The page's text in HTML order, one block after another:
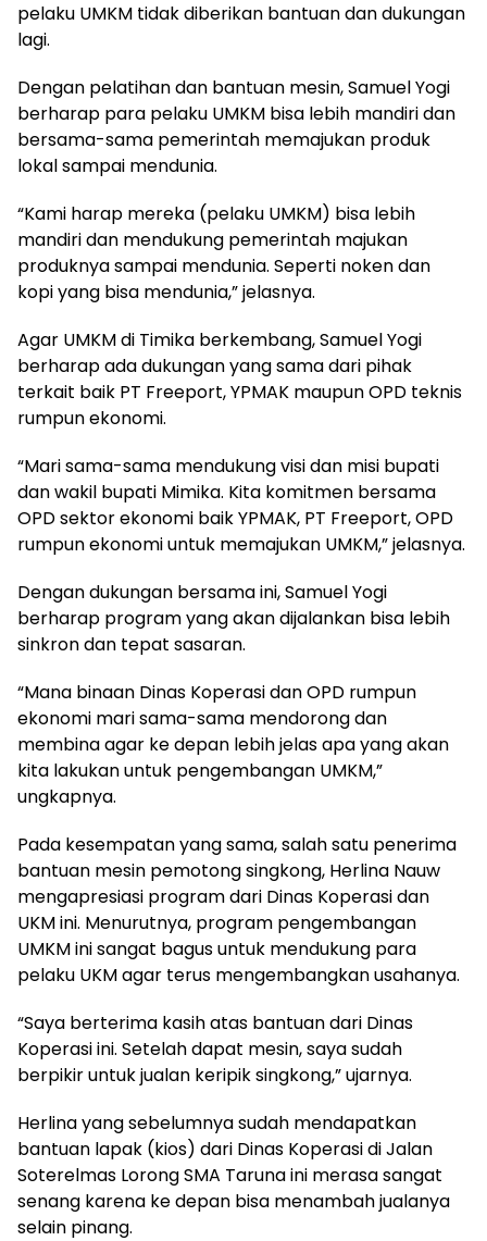
pelaku UMKM tidak diberikan bantuan dan dukungan
lagi.
Dengan pelatihan dan bantuan mesin, Samuel Yogi
berharap para pelaku UMKM bisa lebih mandiri dan
bersama-sama pemerintah memajukan produk
lokal sampai mendunia.
“Kami harap mereka (pelaku UMKM) bisa lebih
mandiri dan mendukung pemerintah majukan
produknya sampai mendunia. Seperti noken dan
kopi yang bisa mendunia,” jelasnya.
Agar UMKM di Timika berkembang, Samuel Yogi
berharap ada dukungan yang sama dari pihak
terkait baik PT Freeport, YPMAK maupun OPD teknis
rumpun ekonomi.
“Mari sama-sama mendukung visi dan misi bupati
dan wakil bupati Mimika. Kita komitmen bersama
OPD sektor ekonomi baik YPMAK, PT Freeport, OPD
rumpun ekonomi untuk memajukan UMKM,” jelasnya.
Dengan dukungan bersama ini, Samuel Yogi
berharap program yang akan dijalankan bisa lebih
sinkron dan tepat sasaran.
“Mana binaan Dinas Koperasi dan OPD rumpun
ekonomi mari sama-sama mendorong dan
membina agar ke depan lebih jelas apa yang akan
kita lakukan untuk pengembangan UMKM,”
ungkapnya.
Pada kesempatan yang sama, salah satu penerima
bantuan mesin pemotong singkong, Herlina Nauw
mengapresiasi program dari Dinas Koperasi dan
UKM ini. Menurutnya, program pengembangan
UMKM ini sangat bagus untuk mendukung para
pelaku UKM agar terus mengembangkan usahanya.
“Saya berterima kasih atas bantuan dari Dinas
Koperasi ini. Setelah dapat mesin, saya sudah
berpikir untuk jualan keripik singkong,” ujarnya.
Herlina yang sebelumnya sudah mendapatkan
bantuan lapak (kios) dari Dinas Koperasi di Jalan
Soterelmas Lorong SMA Taruna ini merasa sangat
senang karena ke depan bisa menambah jualanya
selain pinang.